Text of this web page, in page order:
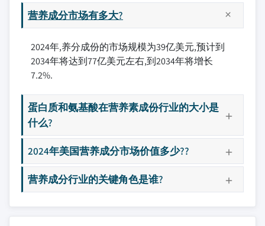
营养成分市场有多大?
2024年,养分成份的市场规模为39亿美元,预计到
2034年将达到77亿美元左右,到2034年将增长
7.2%.
蛋白质和氨基酸在营养素成份行业的大小是
什么?
2024年美国营养成分市场价值多少??
营养成分行业的关键角色是谁?